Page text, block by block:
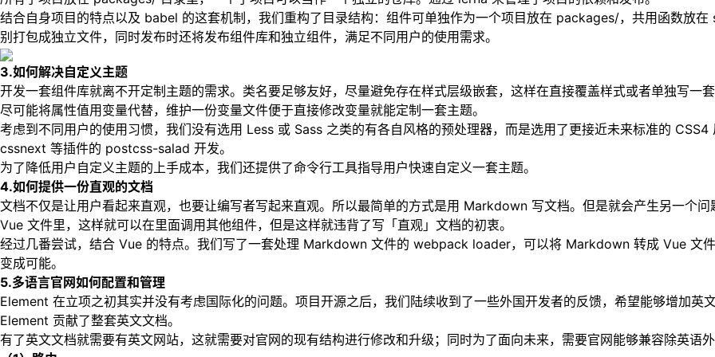
结合自身项目的特点以及 babel 的这套机制，我们重构了目录结构：组件可单独作为一个项目放在 packages/，共用函数放
别打包成独立文件，同时发布时还将发布组件库和独立组件，满足不同用户的使用需求。
3.如何解决自定义主题
开发一套组件库就离不开定制主题的需求。类名要足够友好，尽量避免存在样式层级嵌套，这样在直接覆盖样式或者单独写一
尽可能将属性值用变量代替，维护一份变量文件便于直接修改变量就能定制一套主题。
考虑到不同用户的使用习惯，我们没有选用 Less 或 Sass 之类的有各自风格的预处理器，而是选用了更接近未来标准的
cssnext 等插件的 postcss-salad 开发。
为了降低用户自定义主题的上手成本，我们还提供了命令行工具指导用户快速自定义一套主题。
4.如何提供一份直观的文档
文档不仅是让用户看起来直观，也要让编写者写起来直观。所以最简单的方式是用 Markdown 写文档。但是就会产生另一个
Vue 文件里，这样就可以在里面调用其他组件，但是这样就违背了写「直观」文档的初衷。
经过几番尝试，结合 Vue 的特点。我们写了一套处理 Markdown 文件的 webpack loader，可以将 Markdown 转成 Vue 文
变成可能。
5.多语言官网如何配置和管理
Element 在立项之初其实并没有考虑国际化的问题。项目开源之后，我们陆续收到了一些外国开发者的反馈，希望能够增加英
Element 贡献了整套英文文档。
有了英文文档就需要有英文网站，这就需要对官网的现有结构进行修改和升级；同时为了面向未来，需要官网能够兼容除英语